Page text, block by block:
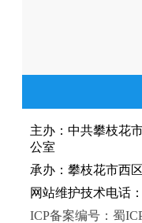
主办：中共攀枝
公室
承办：攀枝花市西
网站维护技术电话
ICP备案编号：蜀